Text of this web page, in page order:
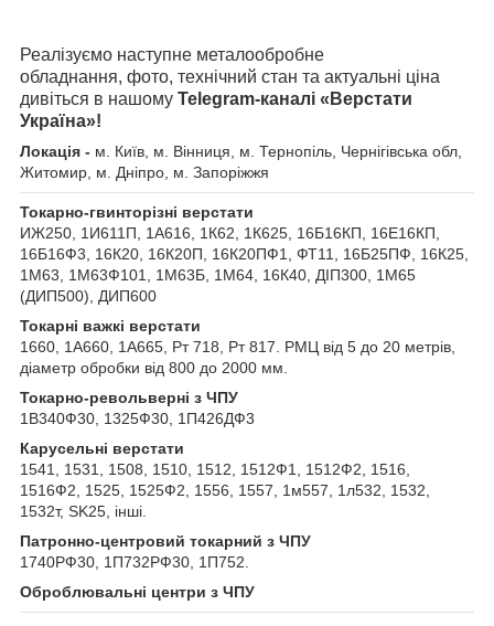
Реалізуємо наступне металообробне
обладнання, фото, технічний стан та актуальні ціна
дивіться в нашому Telegram-каналі «Верстати
Україна»!
Локація - м. Київ, м. Вінниця, м. Тернопіль, Чернігівська обл,
Житомир, м. Дніпро, м. Запоріжжя
Токарно-гвинторізні верстати
ИЖ250, 1И611П, 1А616, 1К62, 1К625, 16Б16КП, 16Е16КП,
16Б16Ф3, 16К20, 16К20П, 16К20ПФ1, ФТ11, 16Б25ПФ, 16К25,
1М63, 1М63Ф101, 1М63Б, 1М64, 16К40, ДІП300, 1М65
(ДИП500), ДИП600
Токарні важкі верстати
1660, 1А660, 1А665, Рт 718, Рт 817. РМЦ від 5 до 20 метрів,
діаметр обробки від 800 до 2000 мм.
Токарно-револьверні з ЧПУ
1В340Ф30, 1325Ф30, 1П426ДФ3
Карусельні верстати
1541, 1531, 1508, 1510, 1512, 1512Ф1, 1512Ф2, 1516,
1516Ф2, 1525, 1525Ф2, 1556, 1557, 1м557, 1л532, 1532,
1532т, SK25, інші.
Патронно-центровий токарний з ЧПУ
1740РФ30, 1П732РФ30, 1П752.
Оброблювальні центри з ЧПУ